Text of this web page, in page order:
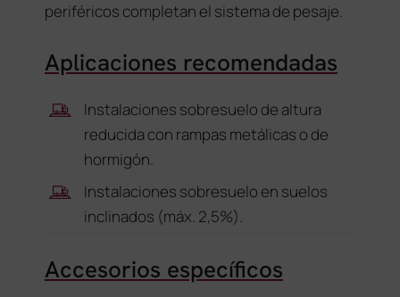
periféricos completan el sistema de pesaje.
Aplicaciones recomendadas
Instalaciones sobresuelo de altura
reducida con rampas metálicas o de
hormigón.
Instalaciones sobresuelo en suelos
inclinados (máx. 2,5%).
Accesorios específicos